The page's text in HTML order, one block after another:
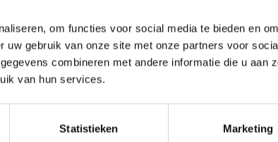
om functies voor social media te bieden en
gebruik van onze site met onze partners voor
combineren met andere informatie die u aan
van hun services.
Statistieken Marketing
Waarschuwing
Huurflits hecht veel
handelen van